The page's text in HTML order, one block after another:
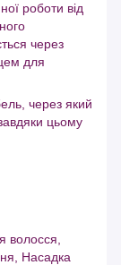
роботи від
через
для
через який
цьому
волосся,
Насадка